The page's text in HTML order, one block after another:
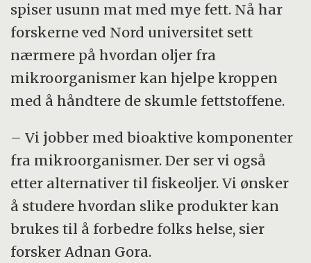
spiser usunn mat med mye fett. Nå har
forskerne ved Nord universitet sett
nærmere på hvordan oljer fra
mikroorganismer kan hjelpe kroppen
med å håndtere de skumle fettstoffene.
– Vi jobber med bioaktive komponenter
fra mikroorganismer. Der ser vi også
etter alternativer til fiskeoljer. Vi ønsker
å studere hvordan slike produkter kan
brukes til å forbedre folks helse, sier
forsker Adnan Gora.